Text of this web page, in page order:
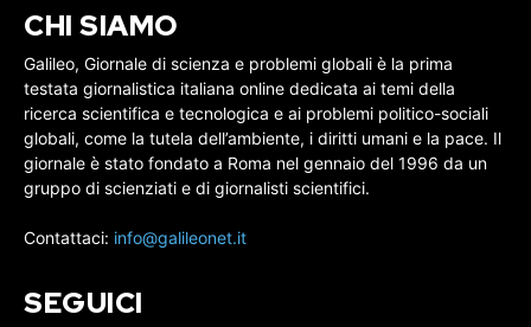
CHI SIAMO
Galileo, Giornale di scienza e problemi globali è la prima
testata giornalistica italiana online dedicata ai temi della
ricerca scientifica e tecnologica e ai problemi politico-sociali
globali, come la tutela dell’ambiente, i diritti umani e la pace. Il
giornale è stato fondato a Roma nel gennaio del 1996 da un
gruppo di scienziati e di giornalisti scientifici.
Contattaci: info@galileonet.it
SEGUICI